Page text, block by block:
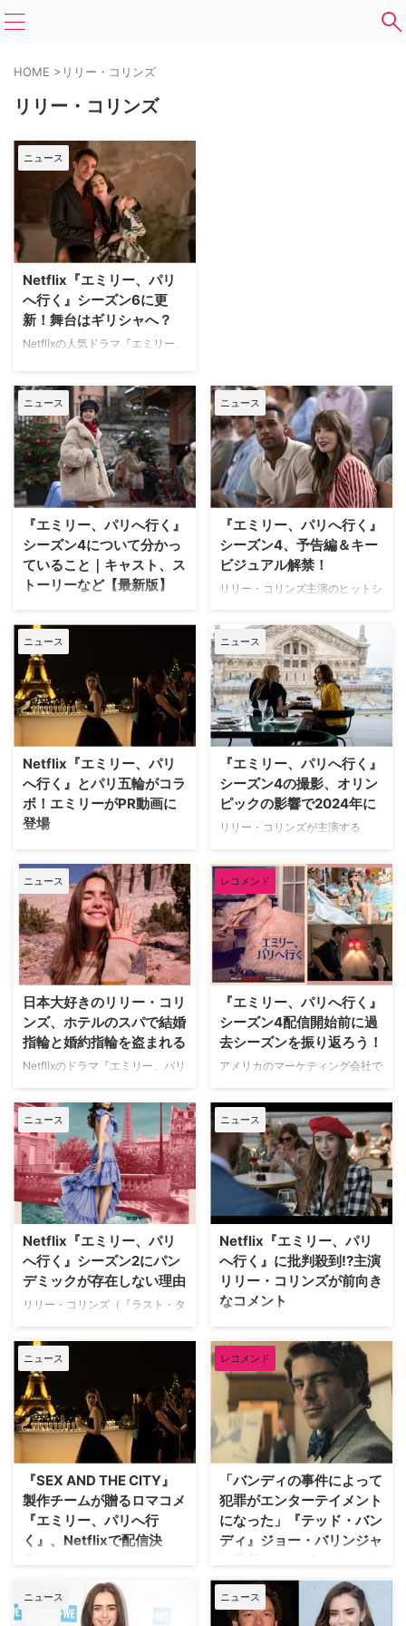
HOME > リリー・コリンズ
リリー・コリンズ
ニュース
Netflix『エミリー、パリ
へ行く』シーズン6に更
新！舞台はギリシャへ？
Netflixの人気ドラマ『エミリー、
ン5の全10話が配信されてから約
2週間後の1月5日（月）に発表さ
れた。 シーズン5は、いくつかの
クリフハンガーを残して幕を閉じ
ており、特にミンディ（アシュリ
ー・パーク）の恋の行方は大きな
注目を集めている。 （以下、ネ
タバレを含みます） エミリーの
恋模様と新たな舞台の予感 シー
ズン途中でニコ（ポール・フォー
マン）が再登場したことで、ミン
ディとの関係は再び動き出した。
ニコは失われた信頼を取り戻すた
め苦戦するものの …
ニュース
『エミリー、パリへ行く』
シーズン4について分かっ
ていること｜キャスト、ス
トーリーなど【最新版】
リリー・コリンズが主演する
Netflixの人気ラブコメドラマ『エ
ミリー、パリへ行く』シーズン4
のキャストやストーリー展開な
ど、分かっていることについて最
新情報を紹介する。 シーズン4の
配信開始時期は？ 『エミリー、
パリへ行く』シーズン4は、各5
ト1が8月15日（木）、パート2が
9月12日（木）より配信スター
ト！ シーズン4のキャストは？
シーズン4に続投するキャスト
コリンズ、ガブリエル役のリュ
カ・ブラヴォー、ミンディ役のア
シュリー・パーク、カミー …
ニュース
『エミリー、パリへ行く』
シーズン4、予告編＆キー
ビジュアル解禁！
リリー・コリンズ主演のヒットシ
シーズン1～3は、Netflixにて独
占配信中、シーズン4パート1は8
月15日（木）、パート2は9月12
日（木）より独占配信。 この
度、シーズン4、予告編＆キービ
ジュアルが解禁！ 『エミリー、
パリへ行く』シーズン4解禁 本作
は、パリを舞台に仕事や恋に奮闘
する主人公エミリーの姿をキュー
トかつスタイリッシュに描くロマ
ンティック・コメディ。主演のリ
リー・コリンズのInstagramのフ
人 …
ニュース
Netflix『エミリー、パリ
へ行く』とパリ五輪がコラ
ボ！エミリーがPR動画に
登場
米NBCスポーツの2024年パリ五
輪に向けたプロモーション動画に
『エミリー、パリへ行く』でリリ
ー・コリンズが演じるエミリー・
クーパーが登場した。Varietyら
が報じている。 『エミリー、パ
リへ行く』とパリ五輪がコラボ
プロモ動画は、エミリーがオリン
し、ピエール・カドー（『エミリ
ー、パリへ行く』に登場するデザ
イナーのキャラクター）がデザイ
ンしたユニフォームをアメリカの
用するというアイデアをプレゼン
する。金色に輝く長いマント付き
のデザインを見たスタ …
ニュース
『エミリー、パリへ行く』
シーズン4の撮影、オリン
ピックの影響で2024年に
リリー・コリンズが主演する
ミリー、パリへ行く』。2022年1
月にシーズン3＆4がまとめて更
新され、その2シーズン分が同時
進行で撮影されているという情報
もあったが、実際にはシーズン4
はまだロケも始まっていない。そ
してパリで2024年に行われるオ
混み合っているため、当初の予定
よりも遅い2024年の撮影開始と
なりそうだ。米Varietyが報じて
いる。 オリンピックに向けてパ
ンピックを …
ニュース
日本大好きのリリー・コリ
ンズ、ホテルのスパで結婚
指輪と婚約指輪を盗まれる
Netflixのドラマ『エミリー、パリ
ンズ。今年3月には自身の34回目
の誕生日記念にお忍びで日本を訪
れ、Instagramに様々な日本の景
色を投稿しながら楽しんでいる様
子をファンに伝えていた。そんな
彼女が盗難の被害に遭ったと、米
Buzz Feedが報じている。 婚
リリーが出演した2022年の映画
『運命のイタズラ』で監督を担当
したほか、『レギオン』や『ビカ
ミング・ア・ゴッド』といったド
ダウェルとリリーは2020年9月に
…
レコメンド
『エミリー、パリへ行く』
シーズン4配信開始前に過
去シーズンを振り返ろう！
アメリカのマーケティング会社で
り、異国で仕事や恋愛に奮闘する
様子を描き大ヒットしたNetflixオ
リジナルシリーズ『エミリー、パ
リへ行く』。最新シーズンとなる
シーズン4の配信を心待ちにして
いる人も多いと思うが、今回は登
場人物や人気ファッションなどこ
ら、最新情報までを紹介！ 『エ
ミリー、パリへ行く』あらすじ
シカゴからパリへ転勤！【シーズ
ン1】 世界的マーケティング企業
司に代わりパリへ赴任すること
に。花の都パリでの新たな …
ニュース
Netflix『エミリー、パリ
へ行く』シーズン2にパン
デミックが存在しない理由
リリー・コリンズ（『ラスト・タ
気Netflixシリーズ『エミリー、パ
リへ行く』。12月22日より配信
がスタートしたシーズン2では、
新型コロナウイルス（COVID-
19）の存在しない世界が描かれて
いるが、その理由をリリー本人が
説明した。米Varietyが伝えてい
る。 光の都パリを舞台に、アメ…
ニュース
Netflix『エミリー、パリ
へ行く』に批判殺到!?主演
リリー・コリンズが前向き
なコメント
次なる『SEX AND THE CITY』
と呼び声が高いNetflixのロマンチ
ック・コメディドラマ『エミリ
ー、パリへ行く』は、フランスと
アメリカのカルチャー・ギャップ
を描いて批判が殺到しているよう
だ。そんな中、エミリー役で主演
するリリー・コリンズが前向きな
った。米Elite Dailyが…
ニュース
『SEX AND THE CITY』
製作チームが贈るロマコメ
『エミリー、パリへ行
く』、Netflixで配信決
定！
大ヒットドラマ『SEX AND THE
CITY』や『ビバリーヒルズ高校
白書／青春白書』でクリエイター
レコメンド
「バンディの事件によって
犯罪がエンターテイメント
になった」『テッド・バン
ディ』ジョー・バリンジャ
ー監督インタビュー
シリアルキラーの語源になったと
言われる、アメリカを代表する連
続殺人犯テッド・バンディ。ハン
ニュース ニュース